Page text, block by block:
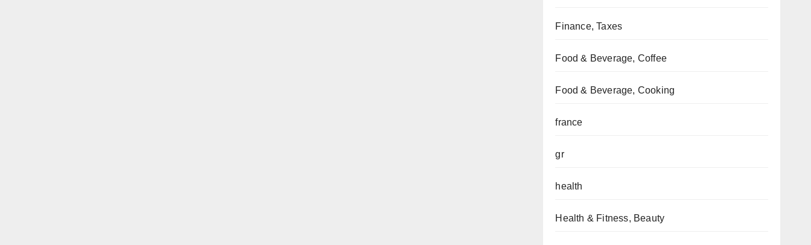
Finance, Taxes
Food & Beverage, Coffee
Food & Beverage, Cooking
france
gr
health
Health & Fitness, Beauty